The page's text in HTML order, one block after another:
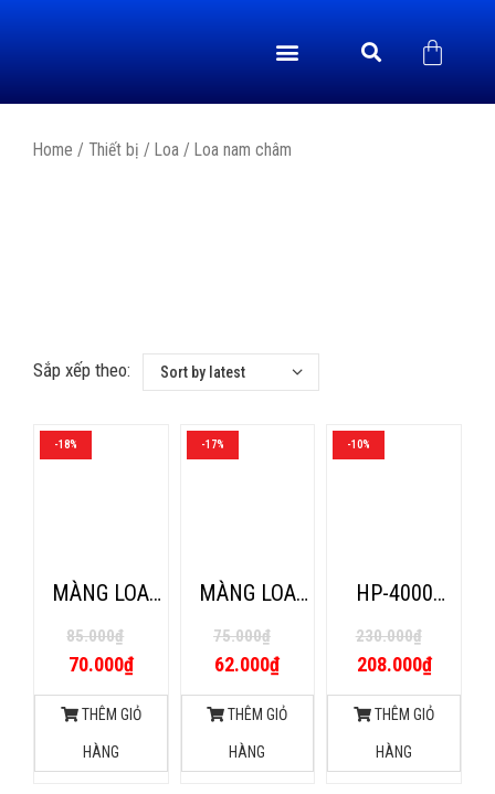
Home / Thiết bị / Loa / Loa nam châm
Sắp xếp theo:
-18%
MÀNG LOA
TITANIUM (
MÀU BẠC)
85.000₫
70.000₫
THÊM GIỎ
HÀNG
-17%
MÀNG LOA
PHENOLIC
(MÀU VÀNG)
75.000₫
62.000₫
THÊM GIỎ
HÀNG
-10%
HP-4000
TITANIUM -
LOA CHUYÊN
PRONEST
MALAYSIA HP-
4000
230.000₫
208.000₫
THÊM GIỎ
HÀNG